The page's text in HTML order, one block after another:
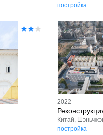
постройка
2022
Китай,
постройка